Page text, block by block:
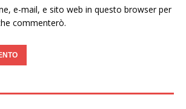
e-mail, e sito web in questo browser per
commenterò.